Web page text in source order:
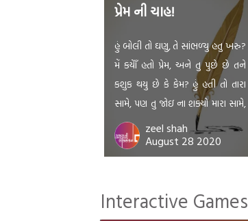
પ્રેમ ની ચાહ!
હું બોલી તો ઘણુ, તે સાંભળ્યુ હતુ ખરુ?
મેં કયેાઁ હતો પ્રેમ, અને તુ પુછે છે તને
કશુક થયુ છે કે કેમ? હું હતી તો તારા
સામે, પણ તુ જોઇ ના શક્યો મારા સામે,
કારણ કે, મેં કયેાઁ હતો પ્રેમ એ તને તો
ખબર જ નથી , પણ કેમ?
zeel shah
August 28 2020
Interactive Games